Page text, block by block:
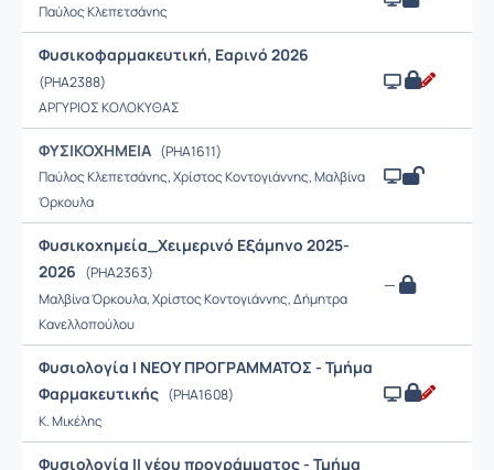
Παύλος Κλεπετσάνης
Φυσικοφαρμακευτική, Εαρινό 2026
(PHA2388)
ΑΡΓΥΡΙΟΣ ΚΟΛΟΚΥΘΑΣ
ΦΥΣΙΚΟΧΗΜΕΙΑ (PHA1611)
Παύλος Κλεπετσάνης, Χρίστος Κοντογιάννης, Μαλβίνα
Όρκουλα
Φυσικοχημεία_Χειμερινό Εξάμηνο 2025-
2026 (PHA2363)
Μαλβίνα Όρκουλα, Χρίστος Κοντογιάννης, Δήμητρα
Κανελλοπούλου
—
Φυσιολογία Ι ΝΕΟΥ ΠΡΟΓΡΑΜΜΑΤΟΣ - Τμήμα
Φαρμακευτικής (PHA1608)
Κ. Μικέλης
Φυσιολογία ΙΙ νέου προγράμματος - Τμήμα